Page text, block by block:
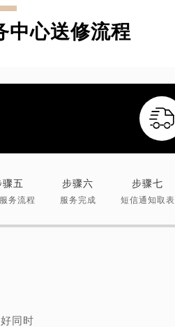
中心送修流程

骤五
务流程
步骤六
服务完成
步骤七
短信通知取表
同时